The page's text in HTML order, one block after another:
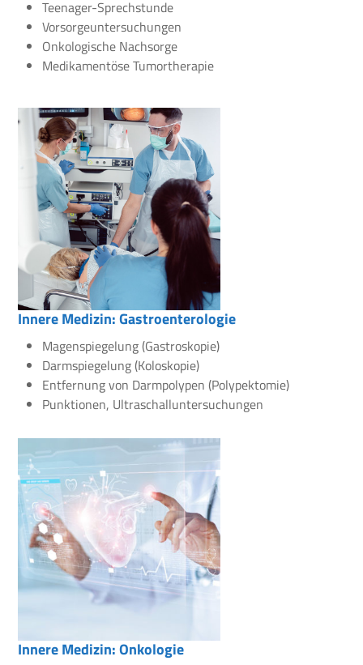
Teenager-Sprechstunde
Vorsorgeuntersuchungen
Onkologische Nachsorge
Medikamentöse Tumortherapie
Innere Medizin: Gastroenterologie
Magenspiegelung (Gastroskopie)
Darmspiegelung (Koloskopie)
Entfernung von Darmpolypen (Polypektomie)
Punktionen, Ultraschalluntersuchungen
Innere Medizin: Onkologie